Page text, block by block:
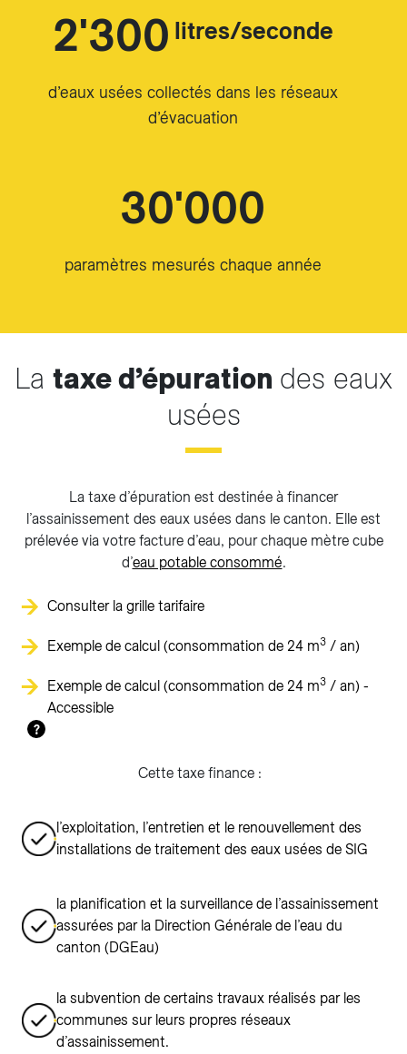
2'300litres/seconde
d’eaux usées collectés dans les réseaux
d’évacuation
30'000
paramètres mesurés chaque année
La taxe d’épuration des eaux
usées
La taxe d’épuration est destinée à financer
l’assainissement des eaux usées dans le canton. Elle est
prélevée via votre facture d’eau, pour chaque mètre cube
d’eau potable consommé.
Consulter la grille tarifaire
Exemple de calcul (consommation de 24 m3 / an)
Exemple de calcul (consommation de 24 m3 / an) -
Accessible
?
Cette taxe finance :
l’exploitation, l’entretien et le renouvellement des
installations de traitement des eaux usées de SIG
la planification et la surveillance de l’assainissement
assurées par la Direction Générale de l’eau du
canton (DGEau)
la subvention de certains travaux réalisés par les
communes sur leurs propres réseaux
d’assainissement.